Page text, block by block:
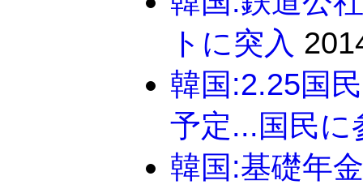
トに突入
韓国:2.25国
予定...国民に
韓国:基礎年